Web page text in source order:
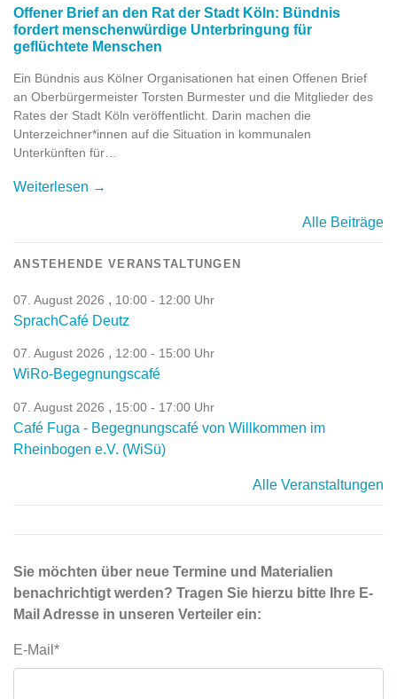
Offener Brief an den Rat der Stadt Köln: Bündnis
fordert menschenwürdige Unterbringung für
geflüchtete Menschen
Ein Bündnis aus Kölner Organisationen hat einen Offenen Brief
an Oberbürgermeister Torsten Burmester und die Mitglieder des
Rates der Stadt Köln veröffentlicht. Darin machen die
Unterzeichner*innen auf die Situation in kommunalen
Unterkünften für…
Weiterlesen →
Alle Beiträge
ANSTEHENDE VERANSTALTUNGEN
07. August 2026 , 10:00 - 12:00 Uhr
SprachCafé Deutz
07. August 2026 , 12:00 - 15:00 Uhr
WiRo-Begegnungscafé
07. August 2026 , 15:00 - 17:00 Uhr
Café Fuga - Begegnungscafé von Willkommen im
Rheinbogen e.V. (WiSü)
Alle Veranstaltungen
Sie möchten über neue Termine und Materialien
benachrichtigt werden? Tragen Sie hierzu bitte Ihre E-
Mail Adresse in unseren Verteiler ein:
E-Mail*